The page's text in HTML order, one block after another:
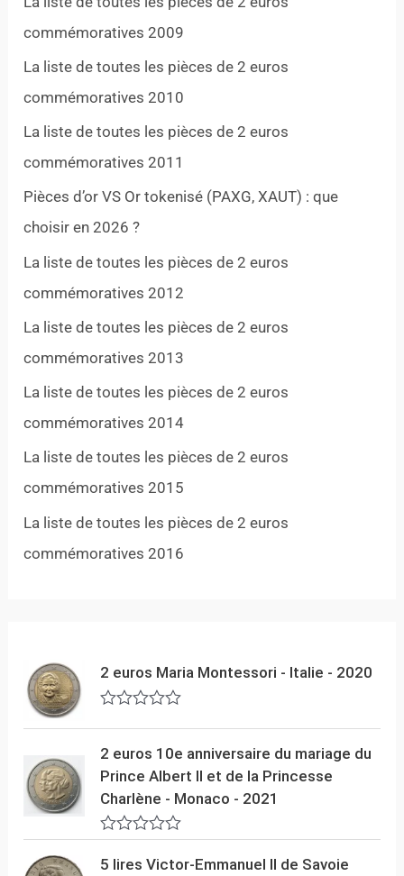
commémoratives 2009
La liste de toutes les pièces de 2 euros
commémoratives 2010
La liste de toutes les pièces de 2 euros
commémoratives 2011
Pièces d’or VS Or tokenisé (PAXG, XAUT) : que
choisir en 2026 ?
La liste de toutes les pièces de 2 euros
commémoratives 2012
La liste de toutes les pièces de 2 euros
commémoratives 2013
La liste de toutes les pièces de 2 euros
commémoratives 2014
La liste de toutes les pièces de 2 euros
commémoratives 2015
La liste de toutes les pièces de 2 euros
commémoratives 2016
2 euros Maria Montessori - Italie - 2020
t
0
s
u
r
5
2 euros 10e anniversaire du mariage du
Prince Albert II et de la Princesse
Charlène - Monaco - 2021
o
5 lires Victor-Emmanuel II de Savoie